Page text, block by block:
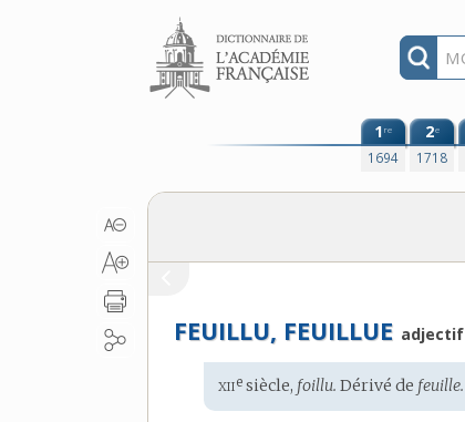
Aller au contenu
1re
1694
2e
1718
FEUILLU, FEUILLUE adjectif
Étymologie
:
xiie siècle, foillu. Dérivé de feuille.